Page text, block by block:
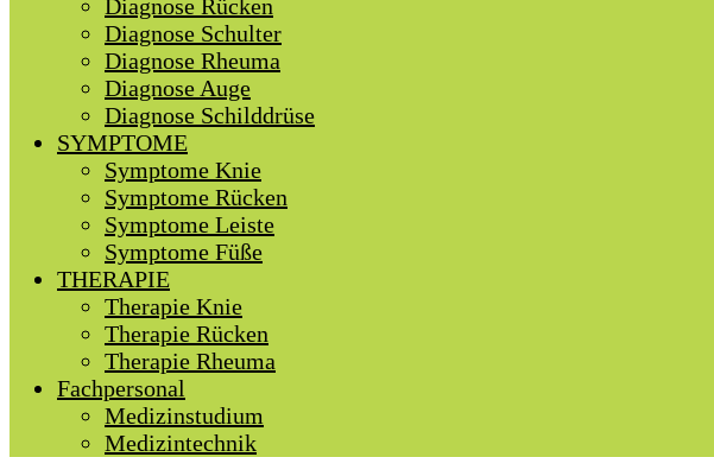
Diagnose Rücken
Diagnose Schulter
Diagnose Rheuma
Diagnose Auge
Diagnose Schilddrüse
SYMPTOME
Symptome Knie
Symptome Rücken
Symptome Leiste
Symptome Füße
THERAPIE
Therapie Knie
Therapie Rücken
Therapie Rheuma
Fachpersonal
Medizinstudium
Medizintechnik